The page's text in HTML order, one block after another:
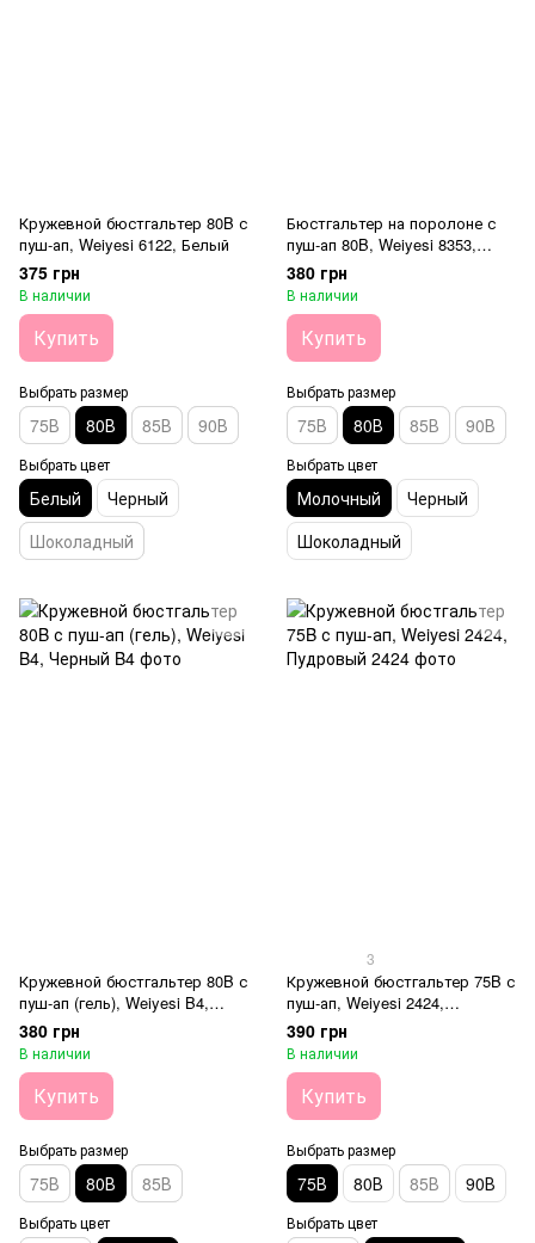
Кружевной бюстгальтер 80B с
пуш-ап, Weiyesi 6122, Белый
375 грн
В наличии
Купить
Выбрать размер
75В 80В 85В 90В
Выбрать цвет
Белый
Черный
Шоколадный
Бюстгальтер на поролоне с
пуш-ап 80B, Weiyesi 8353,
Молочный
380 грн
В наличии
Купить
Выбрать размер
75В 80В 85В 90В
Выбрать цвет
Молочный
Черный
Шоколадный
Кружевной бюстгальтер 80B с
пуш-ап (гель), Weiyesi B4,
Черный
380 грн
В наличии
Купить
Выбрать размер
75В 80В 85В
Выбрать цвет
3
Кружевной бюстгальтер 75B с
пуш-ап, Weiyesi 2424,
Пудровый
390 грн
В наличии
Купить
Выбрать размер
75В 80В 85В 90В
Выбрать цвет